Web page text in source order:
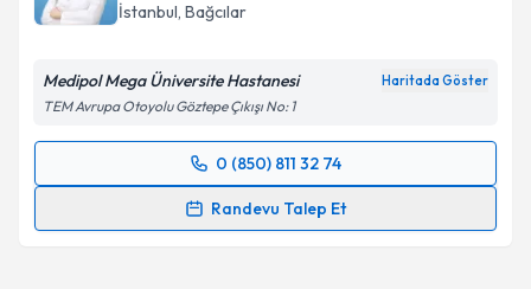
İstanbul, Bağcılar
Medipol Mega Üniversite Hastanesi Haritada Göster
TEM Avrupa Otoyolu Göztepe Çıkışı No: 1
0 (850) 811 32 74
Randevu Talep Et
Randevu Takvimi Talebi